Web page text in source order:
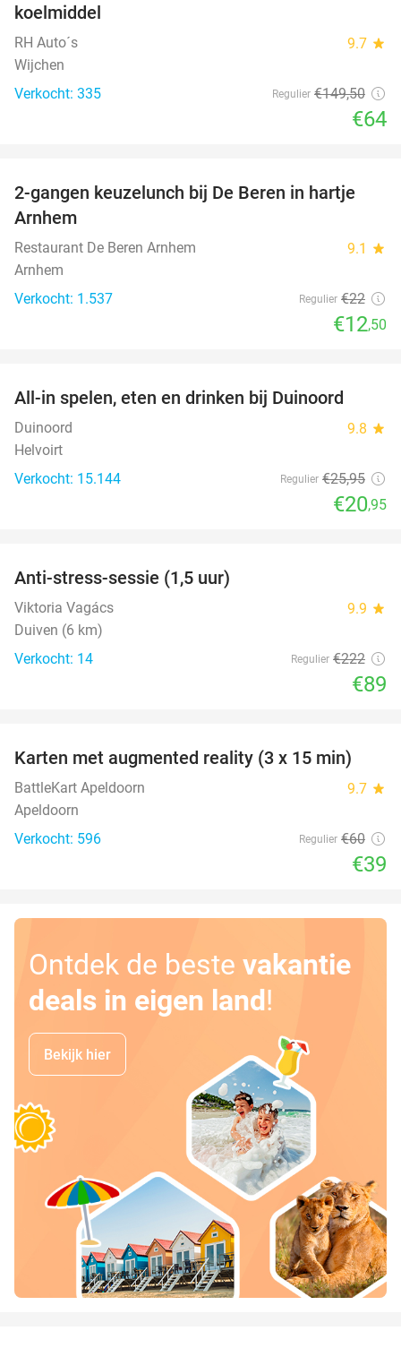
koelmiddel
RH Auto´s 9.7 star
Wijchen
Verkocht: 335
Regulier €149,50
€64
43%
2-gangen keuzelunch bij De Beren in hartje
Arnhem
Restaurant De Beren Arnhem 9.1 star
Arnhem
Verkocht: 1.537
Regulier €22
€12,50
All-in spelen, eten en drinken bij Duinoord
Duinoord 9.8 star
Helvoirt
Verkocht: 15.144
Regulier €25,95
€20,95
Anti-stress-sessie (1,5 uur)
Viktoria Vagács 9.9 star
Duiven (6 km)
Verkocht: 14
Regulier €222
€89
35%
Karten met augmented reality (3 x 15 min)
BattleKart Apeldoorn 9.7 star
Apeldoorn
Verkocht: 596
Regulier €60
€39
Ontdek de beste vakantie
deals in eigen land!
Bekijk hier